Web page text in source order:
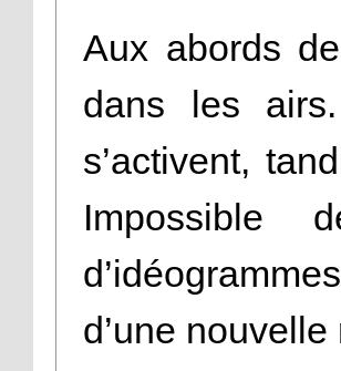
Aux abords
dans les
s’activent,
Impossible
d’une nouvelle